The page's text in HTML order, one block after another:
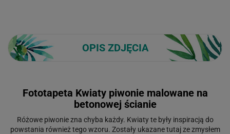
OPIS ZDJĘCIA
Fototapeta Kwiaty piwonie malowane na
betonowej ścianie
Różowe piwonie zna chyba każdy. Kwiaty te były inspiracją do
powstania również tego wzoru. Zostały ukazane tutaj ze zmysłem